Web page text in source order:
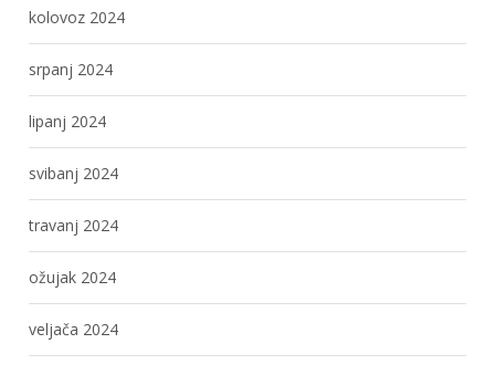
kolovoz 2024
srpanj 2024
lipanj 2024
svibanj 2024
travanj 2024
ožujak 2024
veljača 2024